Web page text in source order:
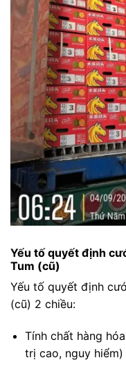
Yếu tố quyết định
Tum (cũ)
Yếu tố quyết định
(cũ) 2 chiều:
Tính chất hàng
trị cao, nguy